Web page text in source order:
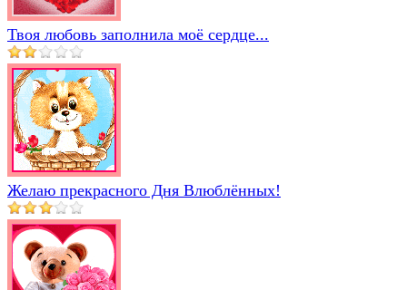
Твоя любовь заполнила моё сердце...
Желаю прекрасного Дня Влюблённых!